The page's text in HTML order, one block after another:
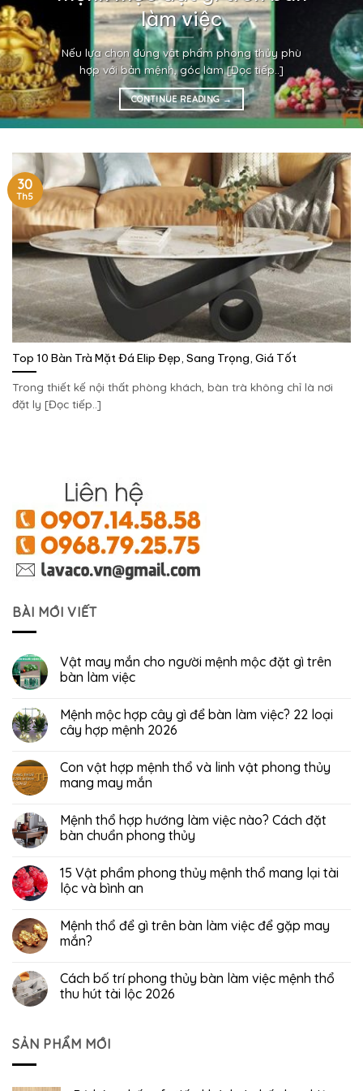
làm việc
Nếu lựa chọn đúng vật phẩm phong thủy phù
hợp với bản mệnh, góc làm [Đọc tiếp..]
CONTINUE READING→
Top 10 Bàn Trà Mặt Đá Elip Đẹp, Sang Trọng, Giá Tốt
Trong thiết kế nội thất phòng khách, bàn trà không chỉ là nơi
đặt ly [Đọc tiếp..]
30
Th5
BÀI MỚI VIẾT
Vật may mắn cho người mệnh mộc đặt gì trên
bàn làm việc
Mệnh mộc hợp cây gì để bàn làm việc? 22 loại
cây hợp mệnh 2026
Con vật hợp mệnh thổ và linh vật phong thủy
mang may mắn
Mệnh thổ hợp hướng làm việc nào? Cách đặt
bàn chuẩn phong thủy
15 Vật phẩm phong thủy mệnh thổ mang lại tài
lộc và bình an
Mệnh thổ để gì trên bàn làm việc để gặp may
mắn?
Cách bố trí phong thủy bàn làm việc mệnh thổ
thu hút tài lộc 2026
SẢN PHẨM MỚI